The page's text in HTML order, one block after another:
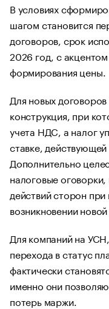
В условиях
шагом становится
договоров, срок
2026 год, с
формирования цены.
Для новых
конструкция, при
учета НДС, а налог
ставке,
Дополнительно
налоговые
действий сторон
возникновении
Для компаний на
перехода в статус
фактически
именно они
потерь маржи.